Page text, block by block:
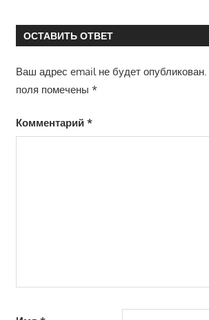
ОСТАВИТЬ ОТВЕТ
Ваш адрес email не будет опубликован.
поля помечены *
Комментарий *